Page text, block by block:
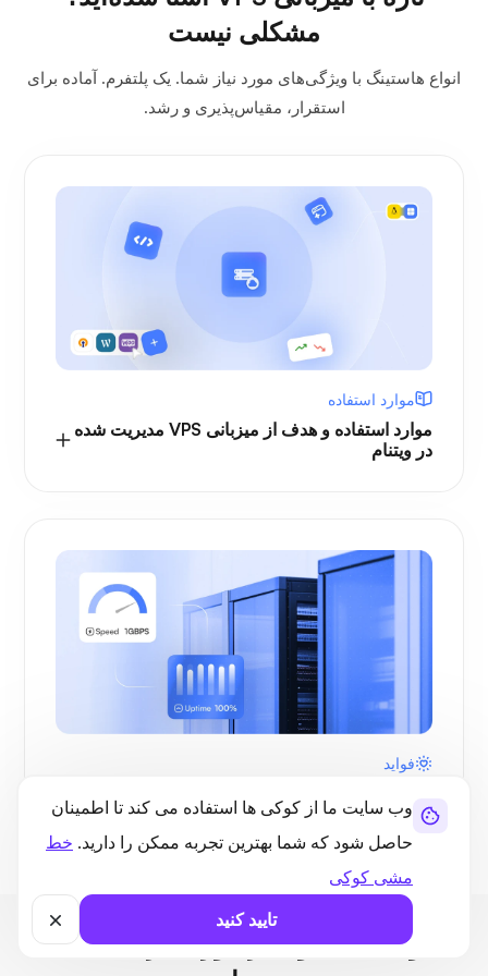
وب سایت ما از کوکی ها استفاده می کند تا اطمینان
حاصل شود که شما بهترین تجربه ممکن را دارید. خط
مشی کوکی
تایید کنید
مشکلی نیست
انواع هاستینگ با ویژگی‌های مورد نیاز شما. یک پلتفرم. آماده برای
استقرار، مقیاس‌پذیری و رشد.
موارد استفاده
موارد استفاده و هدف از میزبانی VPS مدیریت شده
در ویتنام
فواید
سوالات متداول در مورد میزبانی VPS